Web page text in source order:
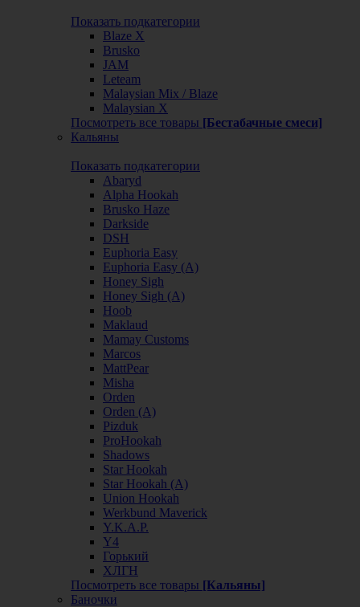
Показать подкатегории
Blaze X
Brusko
JAM
Leteam
Malaysian Mix / Blaze
Malaysian X
Посмотреть все товары [Бестабачные смеси]
Кальяны
Показать подкатегории
Abaryd
Alpha Hookah
Brusko Haze
Darkside
DSH
Euphoria Easy
Euphoria Easy (А)
Honey Sigh
Honey Sigh (А)
Hoob
Maklaud
Mamay Customs
Marcos
MattPear
Misha
Orden
Orden (А)
Pizduk
ProHookah
Shadows
Star Hookah
Star Hookah (А)
Union Hookah
Werkbund Maverick
Y.K.A.P.
Y4
Горький
ХЛГН
Посмотреть все товары [Кальяны]
Баночки